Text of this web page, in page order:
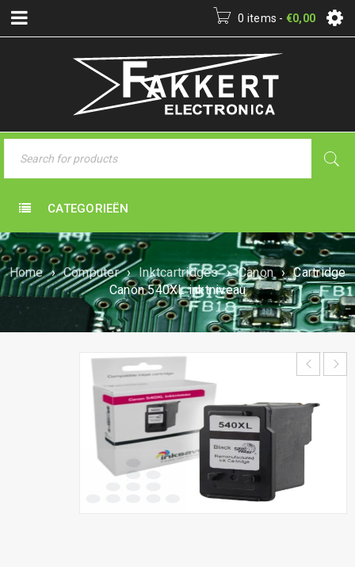
0 items - €0,00
CATEGORIEËN
Home › Computer › Inktcartridges › Canon › Cartridge
Canon 540XL inktniveau